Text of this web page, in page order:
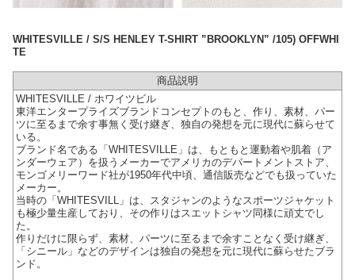
WHITESVILLE / S/S HENLEY T-SHIRT ”BROOKLYN” /105) OFFWHI
TE
商品説明
WHITESVILLE / ホワイツビル
東洋エンタープライズブランドコンセプトのもと、作り、素材、パー
ツに至るまで余す事無く受け継ぎ、独自の発想を元に現代に蘇らせて
いる。
ブランド名である「WHITESVILLE」は、もともと運動着や肌着（ア
ンダーウェア）を扱うメーカーでアメリカのデパートメントストア、
モンゴメリーワード社が1950年代中頃、通信販売などでも扱っていた
メーカー。
当時の「WHITESVILL」は、スタジャンのようなスポーツジャケット
も極少量生産しており、その作りはスエットシャツ同様に頑丈でし
た。
作りだけに限らず、素材、パーツに至るまで余すことなく受け継ぎ、
「シニール」などのデザインは独自の発想を元に現代に蘇らせたブラ
ンド。